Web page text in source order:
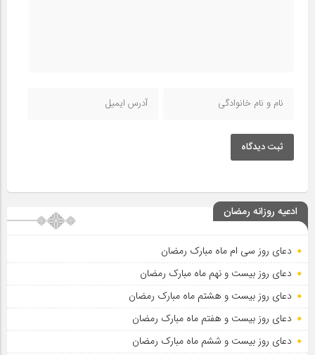
ثبت دیدگاه
ادعیه روزانه رمضان
دعای روز سی ام ماه مبارک رمضان
دعای روز بیست و نهم ماه مبارک رمضان
دعای روز بیست و هشتم ماه مبارک رمضان
دعای روز بیست و هفتم ماه مبارک رمضان
دعای روز بیست و ششم ماه مبارک رمضان